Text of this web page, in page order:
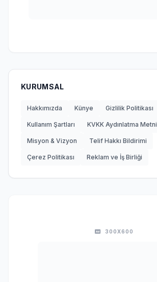
KURUMSAL
Hakkımızda Künye Gizlilik Politikası
Kullanım Şartları KVKK Aydınlatma Metni
Misyon & Vizyon Telif Hakkı Bildirimi
Çerez Politikası Reklam ve İş Birliği
300X600